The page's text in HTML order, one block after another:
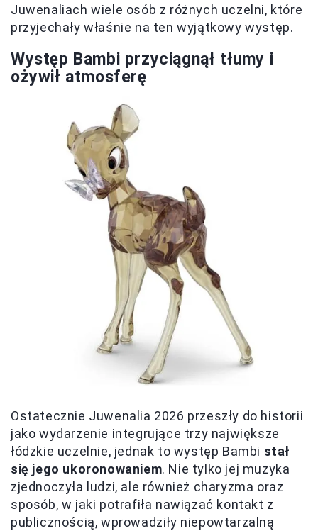
Juwenaliach wiele osób z różnych uczelni, które
przyjechały właśnie na ten wyjątkowy występ.
Występ Bambi przyciągnął tłumy i
ożywił atmosferę
Ostatecznie Juwenalia 2026 przeszły do historii
jako wydarzenie integrujące trzy największe
łódzkie uczelnie, jednak to występ Bambi stał
się jego ukoronowaniem. Nie tylko jej muzyka
zjednoczyła ludzi, ale również charyzma oraz
sposób, w jaki potrafiła nawiązać kontakt z
publicznością, wprowadziły niepowtarzalną